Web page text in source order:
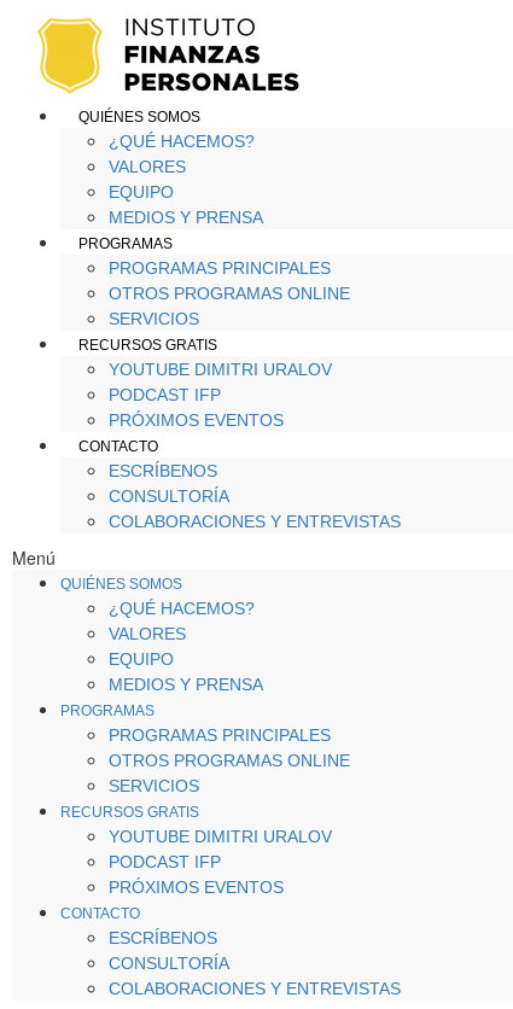
QUIÉNES SOMOS
¿QUÉ HACEMOS?
VALORES
EQUIPO
MEDIOS Y PRENSA
PROGRAMAS
PROGRAMAS PRINCIPALES
OTROS PROGRAMAS ONLINE
SERVICIOS
RECURSOS GRATIS
YOUTUBE DIMITRI URALOV
PODCAST IFP
PRÓXIMOS EVENTOS
CONTACTO
ESCRÍBENOS
CONSULTORÍA
COLABORACIONES Y ENTREVISTAS
Menú
QUIÉNES SOMOS
¿QUÉ HACEMOS?
VALORES
EQUIPO
MEDIOS Y PRENSA
PROGRAMAS
PROGRAMAS PRINCIPALES
OTROS PROGRAMAS ONLINE
SERVICIOS
RECURSOS GRATIS
YOUTUBE DIMITRI URALOV
PODCAST IFP
PRÓXIMOS EVENTOS
CONTACTO
ESCRÍBENOS
CONSULTORÍA
COLABORACIONES Y ENTREVISTAS